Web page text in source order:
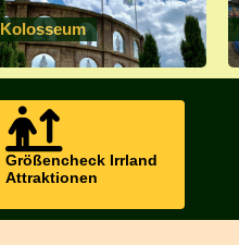
Kolosseum
Größencheck Irrland
Attraktionen